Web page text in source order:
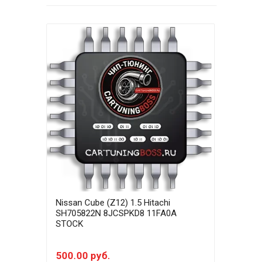
Nissan Cube (Z12) 1.5 Hitachi
SH705822N 8JCSPKD8 11FA0A
STOCK
500.00 руб.